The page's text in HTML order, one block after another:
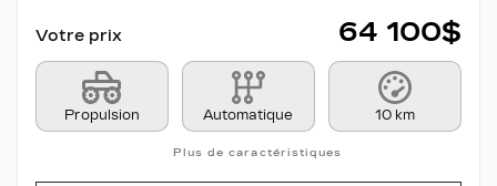
Votre prix 64 100$
Propulsion Automatique 10 km
Plus de caractéristiques